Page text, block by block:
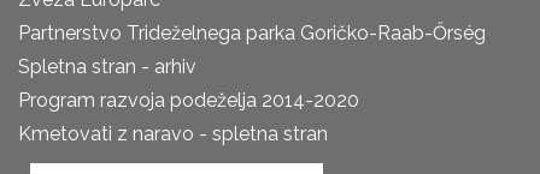
Partnerstvo Trideželnega parka Goričko-Raab-Őrség
Spletna stran - arhiv
Program razvoja podeželja 2014-2020
Kmetovati z naravo - spletna stran